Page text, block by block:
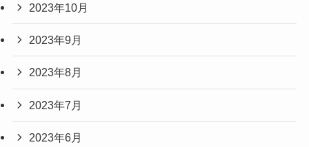
2023年10月
2023年9月
2023年8月
2023年7月
2023年6月